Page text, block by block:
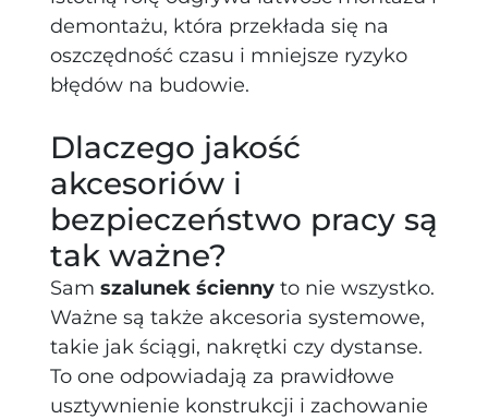
demontażu, która przekłada się na
oszczędność czasu i mniejsze ryzyko
błędów na budowie.
Dlaczego jakość
akcesoriów i
bezpieczeństwo pracy są
tak ważne?
Sam szalunek ścienny to nie wszystko.
Ważne są także akcesoria systemowe,
takie jak ściągi, nakrętki czy dystanse.
To one odpowiadają za prawidłowe
usztywnienie konstrukcji i zachowanie